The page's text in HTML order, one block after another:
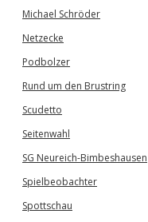
Michael Schröder
Netzecke
Podbolzer
Rund um den Brustring
Scudetto
Seitenwahl
SG Neureich-Bimbeshausen
Spielbeobachter
Spottschau